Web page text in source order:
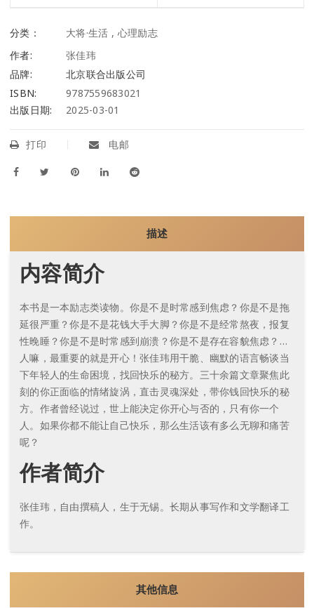
分类： 大将·生活 , 心理励志
作者:
张佳玮
品牌:
北京联合出版公司
ISBN:
9787559683021
出版日期:
2025-03-01
打印 电邮
描述
内容简介
本书是一本励志类读物。你是不是时常感到焦虑？你是不是拖
延很严重？你是不是花钱大手大脚？你是不是经常熬夜，报复
性晚睡？你是不是时常感到崩溃？你是不是存在容貌焦虑？…
人嘛，最重要的就是开心！张佳玮用干脆、幽默的语言畅谈当
下年轻人的生命困境，找回快乐的秘方。三十余篇文章聚焦此
刻的你正面临的情绪旋涡，直击灵魂深处，带你钱回快乐的秘
方。作者曾经说过，世上能决定你开心与否的，只有你一个
人。如果你都不能让自己快乐，那么生活该有多么无聊和痛苦
呢？
作者简介
张佳玮，自由撰稿人，生于无锡。长期从事写作和文学翻译工
作。
其他信息